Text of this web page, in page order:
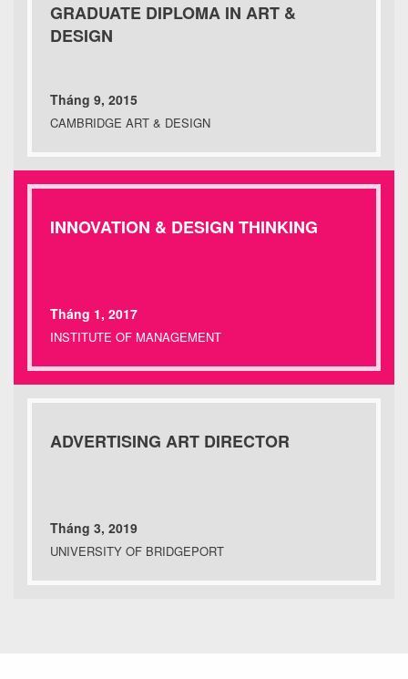
GRADUATE DIPLOMA IN ART &
DESIGN
Tháng 9, 2015
CAMBRIDGE ART & DESIGN
INNOVATION & DESIGN THINKING
Tháng 1, 2017
INSTITUTE OF MANAGEMENT
ADVERTISING ART DIRECTOR
Tháng 3, 2019
UNIVERSITY OF BRIDGEPORT